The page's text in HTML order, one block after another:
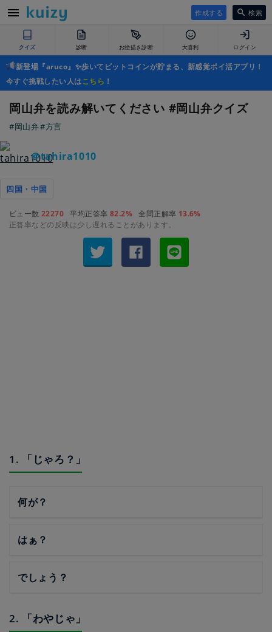
作成する 検索
クイズ 診断 お絵描き診断 大喜利 ログイン
新登場『aruco』✨歩いてビットコインが貯まる、新感覚ポイ活アプリ！
今すぐ挑戦したい人はこちら ！
岡山弁を読み解いてください #岡山弁クイズ
#岡山弁#方言
＠tahira1010
四国・中国
ビュー数 22270 平均正答率 82.2% 全問正解率 13.6%
正答率などの反映は少し遅れることがあります。
1. 「じゃろ？」
何が？
はぁ？
でしょう？
2. 「わやじゃ」